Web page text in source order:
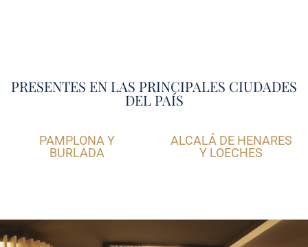
PRESENTES EN LAS PRINCIPALES CIUDADES
DEL PAÍS
PAMPLONA Y
BURLADA
ALCALÁ DE HENARES
Y LOECHES